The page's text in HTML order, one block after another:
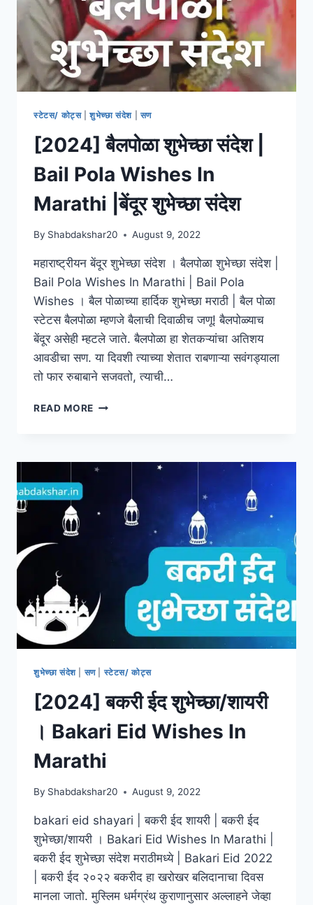
स्टेटस/ कोट्स|शुभेच्छा संदेश| सण
[2024] बैलपोळा शुभेच्छा संदेश |
Bail Pola Wishes In
Marathi |बेंदूर शुभेच्छा संदेश
By Shabdakshar20 August 9, 2022
महाराष्ट्रीयन बेंदूर शुभेच्छा संदेश । बैलपोळा शुभेच्छा संदेश |
Bail Pola Wishes In Marathi | Bail Pola
Wishes । बैल पोळाच्या हार्दिक शुभेच्छा मराठी | बैल पोळा
स्टेटस बैलपोळा म्हणजे बैलाची दिवाळीच जणू! बैलपोळ्याच
बेंदूर असेही म्हटले जाते. बैलपोळा हा शेतकऱ्यांचा अतिशय
आवडीचा सण. या दिवशी त्याच्या शेतात राबणाऱ्या सवंगड्याला
तो फार रुबाबाने सजवतो, त्याची…
READ MORE [2024]
|
WISHES
संदेश
शुभेच्छा संदेश| सण| स्टेटस/ कोट्स
[2024] बकरी ईद शुभेच्छा/शायरी
। Bakari Eid Wishes In
Marathi
By Shabdakshar20 August 9, 2022
bakari eid shayari | बकरी ईद शायरी | बकरी ईद
शुभेच्छा/शायरी । Bakari Eid Wishes In Marathi |
बकरी ईद शुभेच्छा संदेश मराठीमध्ये | Bakari Eid 2022
| बकरी ईद २०२२ बकरीद हा खरोखर बलिदानाचा दिवस
मानला जातो. मुस्लिम धर्मग्रंथ कुराणानुसार अल्लाहने जेव्हा